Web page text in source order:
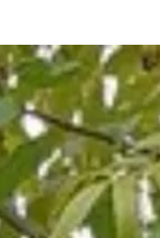
Lehre AKTIVRad & Rätsel
GutscheineWorkshop